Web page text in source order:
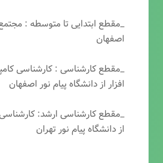
_مقطع ابتدایی تا متوسطه :
اصفهان
_مقطع کارشناسی : کارشناسی
افزار از دانشگاه پیام نور اصفهان
از دانشگاه پیام نور تهران